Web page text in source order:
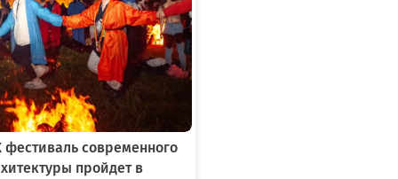
фестиваль современного
пройдет в